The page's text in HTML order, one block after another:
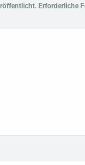
Erforderliche